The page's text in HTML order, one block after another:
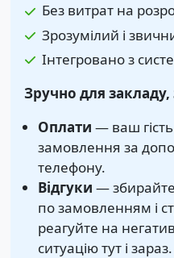
Без витрат на
Зрозумілий і
Інтегровано з
Зручно для закладу,
Оплати — ваш
замовлення за
телефону.
Відгуки — збирайте
по замовленням і
реагуйте на
ситуацію тут і зараз.